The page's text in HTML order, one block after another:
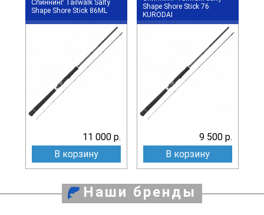
Спиннинг Tailwalk Salty
Shape Shore Stick 86ML
11 000 р.
В корзину
Shape Shore Stick 76
KURODAI
9 500 р.
В корзину
Наши бренды